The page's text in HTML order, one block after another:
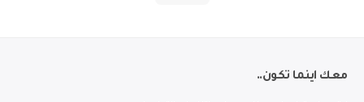
معك اينما تكون..